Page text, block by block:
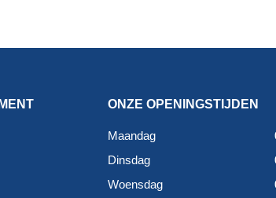
ONZE OPENINGSTIJDEN
Maandag
Dinsdag
Woensdag